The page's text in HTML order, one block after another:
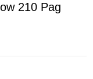
210 Pag